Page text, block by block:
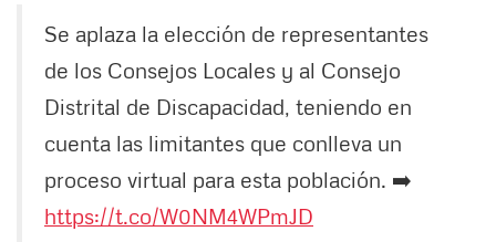
Se aplaza la elección de representantes
de los Consejos Locales y al Consejo
Distrital de Discapacidad, teniendo en
cuenta las limitantes que conlleva un
proceso virtual para esta población. ➡️
https://t.co/W0NM4WPmJD